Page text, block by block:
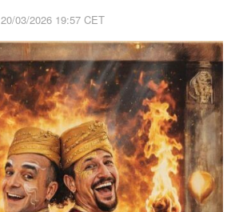
20/03/2026 19:57 CET